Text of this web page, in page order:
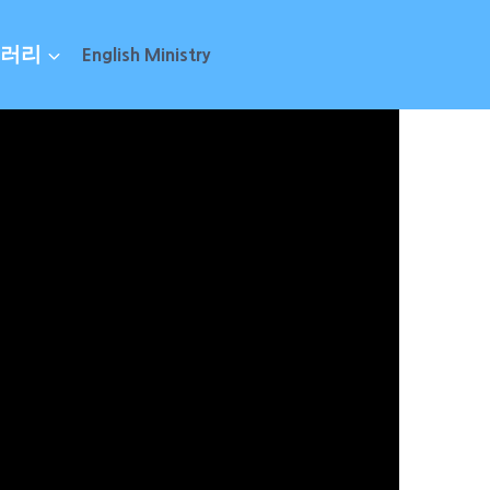
리 English Ministry